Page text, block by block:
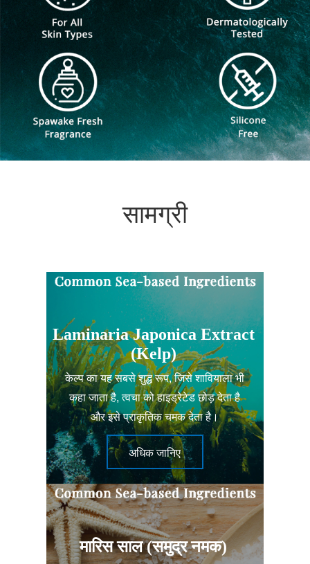
सामग्री
Laminaria Japonica Extract
(Kelp)
केल्प का यह सबसे शुद्ध रूप, जिसे शावियाला भी
कहा जाता है, त्वचा को हाइड्रेटेड छोड़ देता है
और इसे प्राकृतिक चमक देता है।
अधिक जानिए
मारिस साल (समुद्र नमक)